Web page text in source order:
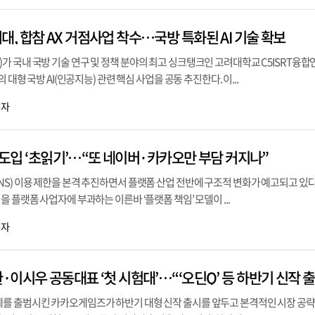
, 합참 AX 거점사업 착수…국방 특화된 AI 기술 확보
국내 국방 기술 연구 및 정책 분야의 최고 싱크탱크인 고려대학교 C5ISRT융합
대형 국방 AI(인공지능) 관련 핵심 사업을 공동 추진한다. 이...
입 ‘초읽기’…“또 네이버·카카오만 부담 커지나”
이용 제한을 본격 추진하면서 플랫폼 산업 전반에 구조적 변화가 예고되고 있
플랫폼 사업자에 부과하는 이른바 ‘플랫폼 책임’ 모델이 ...
출범시킨 카카오게임즈가 하반기 대형 신작 출시를 앞두고 본격적인 시장 공